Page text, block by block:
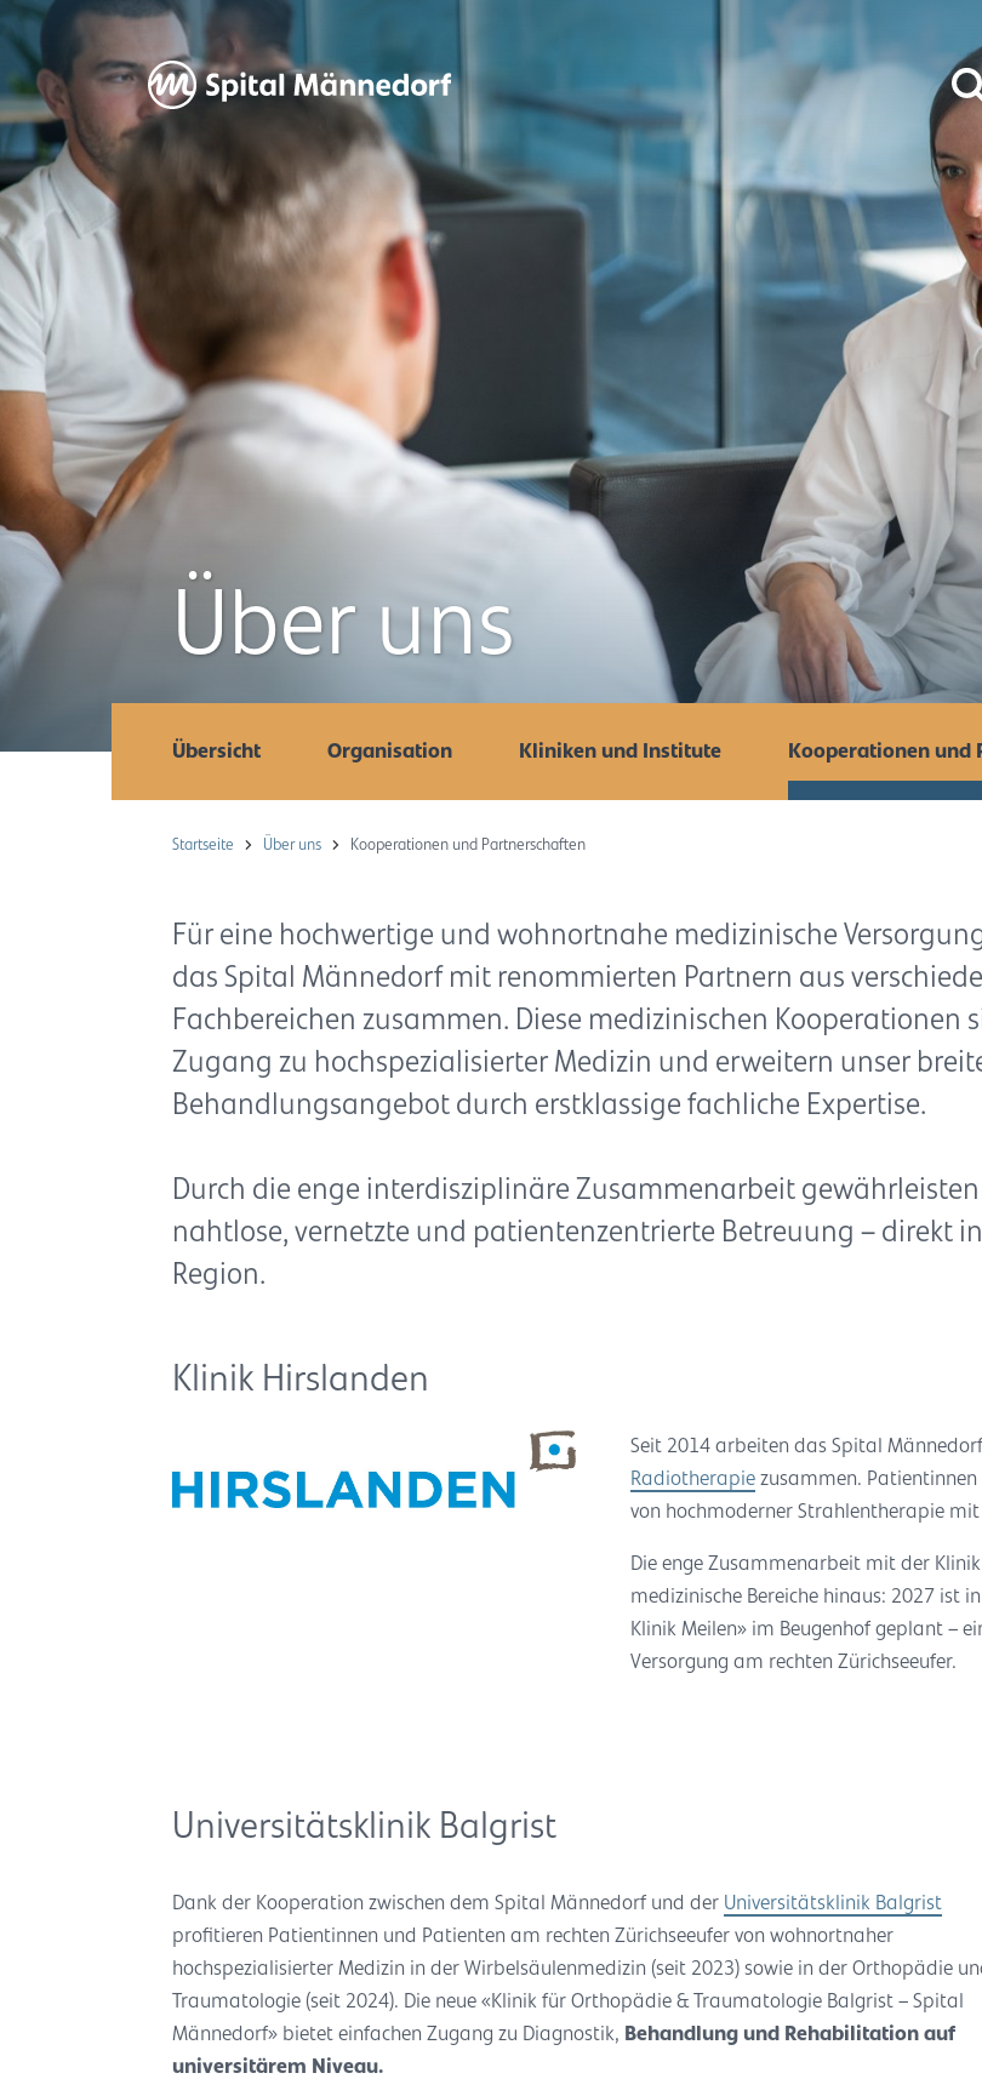
Über uns
Übersicht Organisation Kliniken und Institute Kooperationen und
Startseite Über uns Kooperationen und Partnerschaften
Für eine hochwertige und wohnortnahe medizinische
das Spital Männedorf mit renommierten Partnern aus
Fachbereichen zusammen. Diese medizinischen Kooperationen
Zugang zu hochspezialisierter Medizin und erweitern unser
Behandlungsangebot durch erstklassige fachliche Expertise.
Durch die enge interdisziplinäre Zusammenarbeit
nahtlose, vernetzte und patientenzentrierte Betreuung – direkt
Region.
Klinik Hirslanden
Seit 2014 arbeiten das Spital
Radiotherapie zusammen.
von hochmoderner Strahlentherapie
Die enge Zusammenarbeit mit der
medizinische Bereiche hinaus: 2027 ist
Klinik Meilen» im Beugenhof geplant –
Versorgung am rechten Zürichseeufer.
Universitätsklinik Balgrist
Dank der Kooperation zwischen dem Spital Männedorf und der Universitätsklinik Balgrist
profitieren Patientinnen und Patienten am rechten Zürichseeufer von wohnortnaher
hochspezialisierter Medizin in der Wirbelsäulenmedizin (seit 2023) sowie in der Orthopädie
Traumatologie (seit 2024). Die neue «Klinik für Orthopädie & Traumatologie Balgrist – Spital
Männedorf» bietet einfachen Zugang zu Diagnostik, Behandlung und Rehabilitation auf
universitärem Niveau.